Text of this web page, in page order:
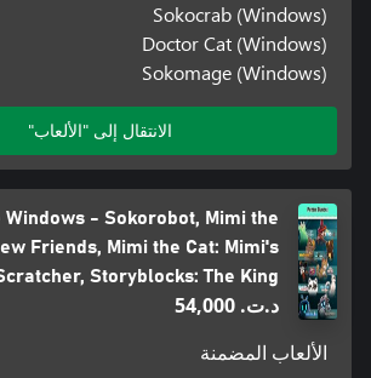
Sokocrab (Windows)
Doctor Cat (Windows)
Sokomage (Windows)
الانتقال إلى "الألعاب"
Windows - Sokorobot, Mimi the
Friends, Mimi the Cat: Mimi's
Storyblocks: The King
د.ت.‏ 54,000
الألعاب المضمنة